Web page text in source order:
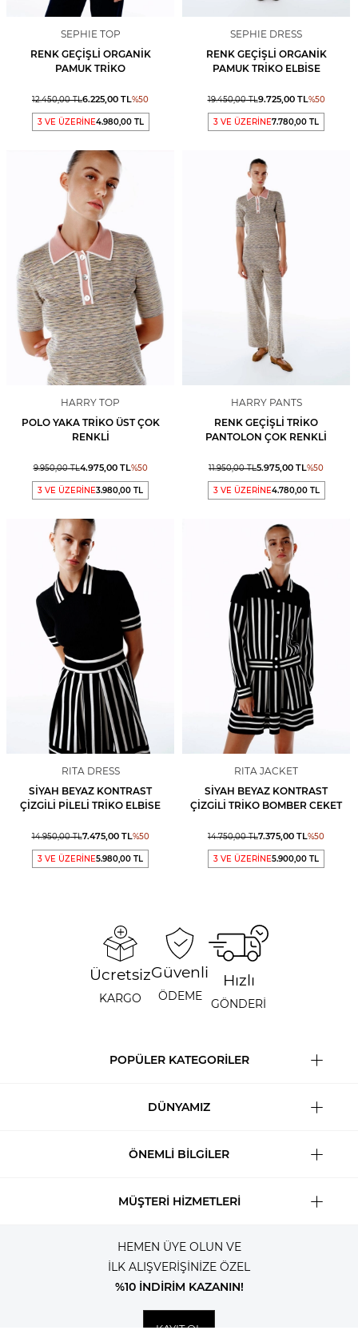
SEPHIE TOP
RENK GEÇIŞLI ORGANIK
PAMUK TRIKO
12.450,00TL6.225,00 TL%50
3 VE ÜZERİNE4.980,00 TL
SEPHIE DRESS
RENK GEÇIŞLI ORGANIK
PAMUK TRIKO ELBISE
19.450,00TL9.725,00TL%50
3 VE ÜZERİNE7.780,00 TL
HARRY TOP
POLO YAKA TRIKO ÜST ÇOK
RENKLI
9.950,00TL4.975,00TL%50
3 VE ÜZERİNE3.980,00 TL
HARRY PANTS
RENK GEÇIŞLI TRIKO
PANTOLON ÇOK RENKLI
11.950,00TL5.975,00 TL%50
3 VE ÜZERİNE4.780,00 TL
RITA DRESS
SIYAH BEYAZ KONTRAST
ÇIZGILI PILELI TRIKO ELBISE
14.950,00TL7.475,00TL%50
3 VE ÜZERİNE5.980,00 TL
RITA JACKET
SIYAH BEYAZ KONTRAST
ÇIZGILI TRIKO BOMBER CEKET
14.750,00TL7.375,00 TL%50
3 VE ÜZERİNE5.900,00 TL
Ücretsiz
KARGO
Güvenli
ÖDEME
Hızlı
GÖNDERİ
POPÜLER KATEGORİLER
DÜNYAMIZ
ÖNEMLİ BİLGİLER
MÜŞTERİ HİZMETLERİ
HEMEN ÜYE OLUN VE
İLK ALIŞVERİŞİNİZE ÖZEL
%10 İNDİRİM KAZANIN!